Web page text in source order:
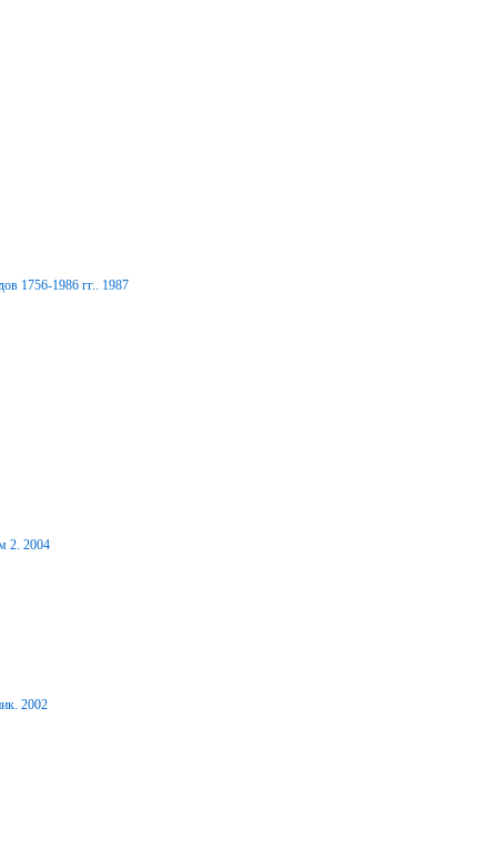
1756-1986 гг.. 1987
2. 2004
2002